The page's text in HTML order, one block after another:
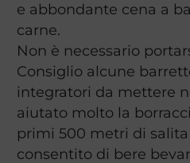
e abbondante cena a
carne.
Non è necessario
Consiglio alcune
integratori da mettere
aiutato molto la
primi 500 metri di
consentito di bere